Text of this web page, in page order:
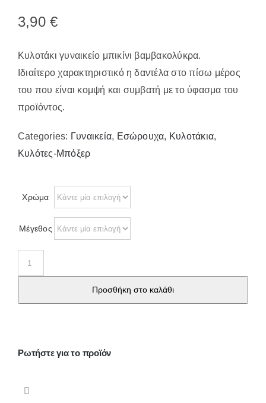
Επικοινωνία
3,90€
Κυλοτάκι γυναικείο μπικίνι βαμβακολύκρα.
Ιδιαίτερο χαρακτηριστικό η δαντέλα στο πίσω μέρος
του που είναι κομψή και συμβατή με το ύφασμα του
προϊόντος.
Categories: Γυναικεία, Εσώρουχα, Κυλοτάκια,
Κυλότες-Μπόξερ
Χρώμα
Μέγεθος
Κυλοτάκι
γυναικείο
ποσότητα
Προσθήκη στο καλάθι
Ρωτήστε για το προϊόν